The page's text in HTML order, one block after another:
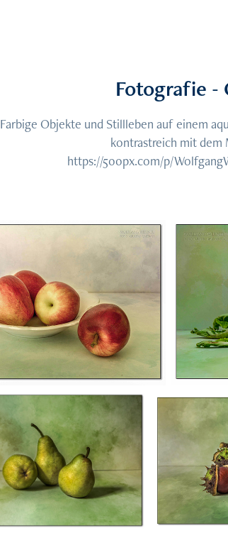
Fotografie -
Farbige Objekte und Stillleben auf einem
kontrastreich mit dem
https://500px.com/p/